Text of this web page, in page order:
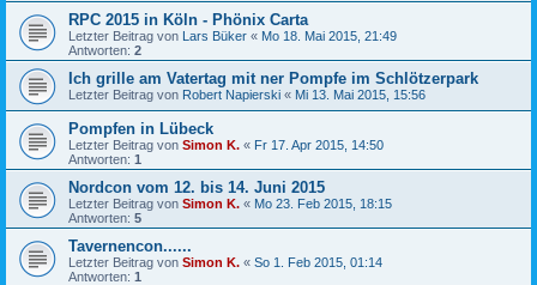
RPC 2015 in Köln - Phönix Carta
Letzter Beitrag von Lars Büker « Mo 18. Mai 2015, 21:49
Antworten: 2
Ich grille am Vatertag mit ner Pompfe im Schlötzerpark
Letzter Beitrag von Robert Napierski « Mi 13. Mai 2015, 15:56
Pompfen in Lübeck
Letzter Beitrag von Simon K. « Fr 17. Apr 2015, 14:50
Antworten: 1
Nordcon vom 12. bis 14. Juni 2015
Letzter Beitrag von Simon K. « Mo 23. Feb 2015, 18:15
Antworten: 5
Tavernencon......
Letzter Beitrag von Simon K. « So 1. Feb 2015, 01:14
Antworten: 1